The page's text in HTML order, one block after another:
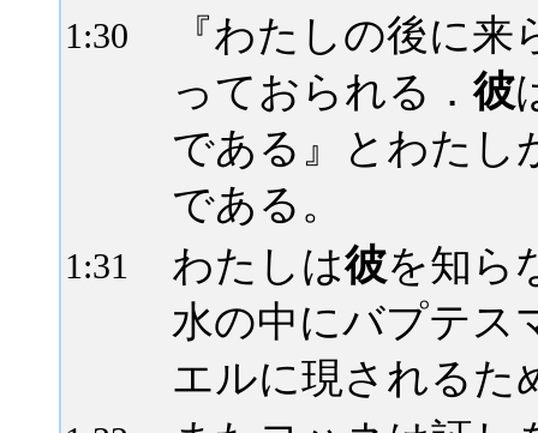
1:30
『わたしの後に
っておられる．彼
である』とわたし
である。
1:31 わたしは彼を知ら
水の中にバプテス
エルに現されるた